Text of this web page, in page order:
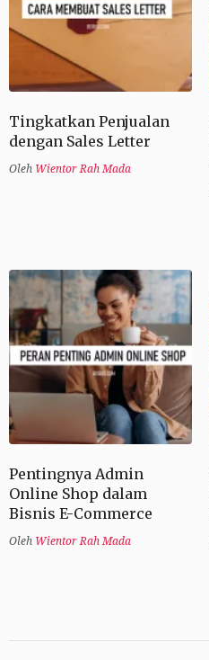
Tingkatkan Penjualan
dengan Sales Letter
Oleh Wientor Rah Mada
Pentingnya Admin
Online Shop dalam
Bisnis E-Commerce
Oleh Wientor Rah Mada